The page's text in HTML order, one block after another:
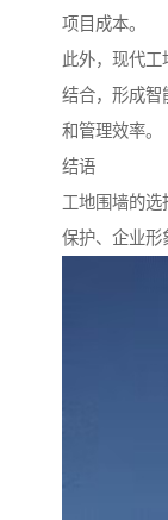
项目成本。
此外，现代
结合，形成智
和管理效率。
结语
工地围墙的
保护、企业形